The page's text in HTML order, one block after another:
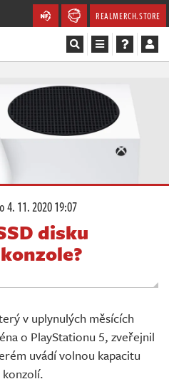
REALMERCH.STORE
4. 11. 2020 19:07
disku
v uplynulých měsících
o PlayStationu 5, zveřejnil
uvádí volnou kapacitu
konzolí.